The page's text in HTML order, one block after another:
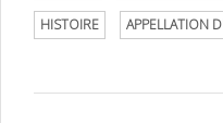
HISTOIRE APPELLATION